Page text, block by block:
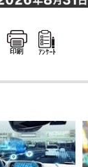
印刷 ｱﾝｹｰﾄ